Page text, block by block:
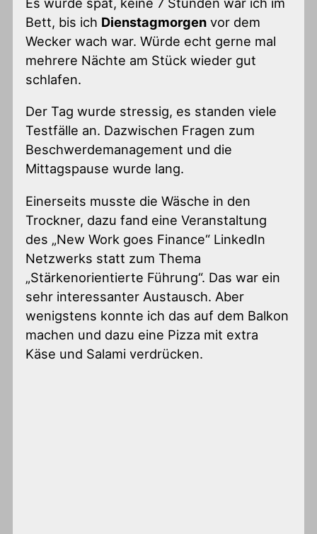
Bett, bis ich Dienstagmorgen vor dem
Wecker wach war. Würde echt gerne mal
mehrere Nächte am Stück wieder gut
schlafen.
Der Tag wurde stressig, es standen viele
Testfälle an. Dazwischen Fragen zum
Beschwerdemanagement und die
Mittagspause wurde lang.
Einerseits musste die Wäsche in den
Trockner, dazu fand eine Veranstaltung
des „New Work goes Finance“ LinkedIn
Netzwerks statt zum Thema
„Stärkenorientierte Führung“. Das war ein
sehr interessanter Austausch. Aber
wenigstens konnte ich das auf dem Balkon
machen und dazu eine Pizza mit extra
Käse und Salami verdrücken.